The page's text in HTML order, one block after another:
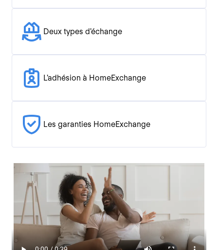
Deux types d'échange
L'adhésion à HomeExchange
Les garanties HomeExchange